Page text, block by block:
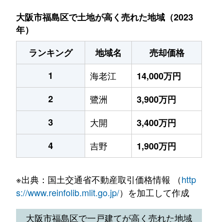
大阪市福島区で土地が高く売れた地域（2023
年）
ランキング
地域名
売却価格
1
海老江
14,000万円
2
鷺洲
3,900万円
3
大開
3,400万円
4
吉野 1,900万円
※出典：国土交通省不動産取引価格情報 （http
s://www.reinfolib.mlit.go.jp/）を加工して作成
大阪市福島区で一戸建てが高く売れた地域